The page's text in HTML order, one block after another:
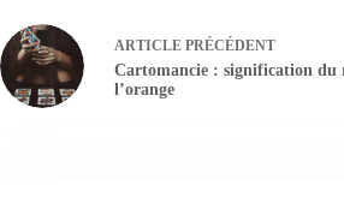
ARTICLE PRÉCÉDENT
Cartomancie : signification du
l’orange